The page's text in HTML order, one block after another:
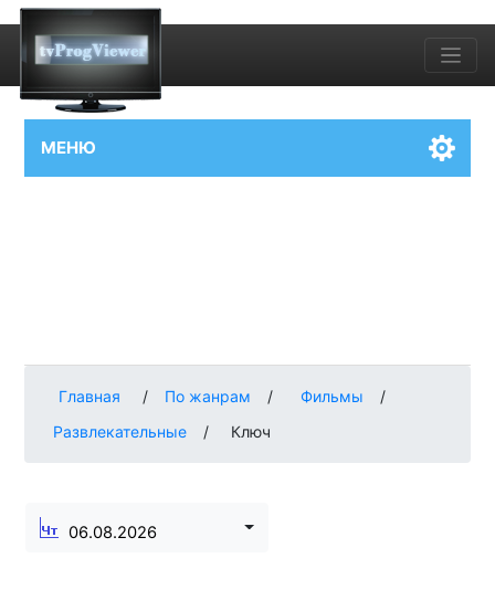
МЕНЮ
Главная / По жанрам / Фильмы
/
Развлекательные
/ Ключ
06.08.2026